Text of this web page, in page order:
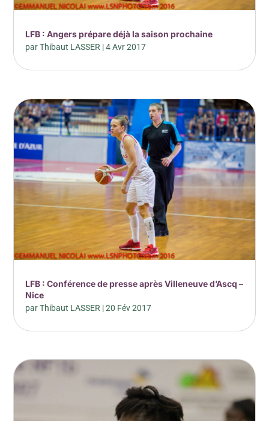
LFB : Angers prépare déjà la saison prochaine
parThibaut LASSER |4 Avr 2017
LFB : Conférence de presse après Villeneuve d’Ascq –
Nice
parThibaut LASSER |20 Fév 2017